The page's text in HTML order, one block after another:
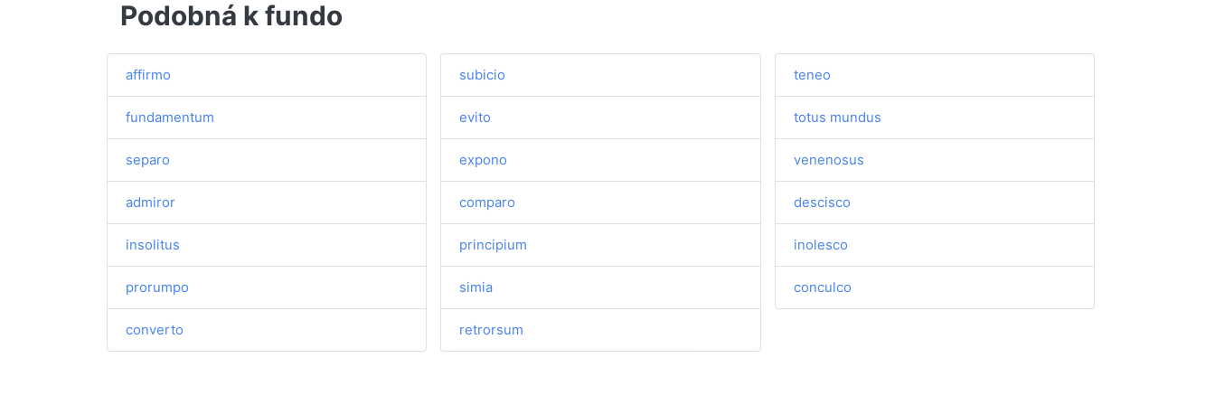
Podobná k fundo
affirmo
fundamentum
separo
admiror
insolitus
prorumpo
converto
subicio
evito
expono
comparo
principium
simia
retrorsum
teneo
totus mundus
venenosus
descisco
inolesco
conculco